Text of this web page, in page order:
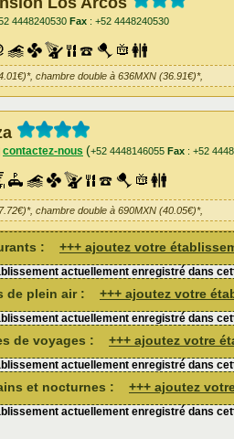
4448240530 Fax : +52 4448240530
chambre double à 636MXN (36.91€)*,
contactez-nous (+52 4448146055 Fax : +52
chambre double à 690MXN (40.05€)*,
: +++ ajoutez votre
actuellement enregistré dans
de plein air : +++ ajoutez votre
actuellement enregistré dans
de voyages : +++ ajoutez votre
actuellement enregistré dans
et nocturnes : +++ ajoutez
actuellement enregistré dans